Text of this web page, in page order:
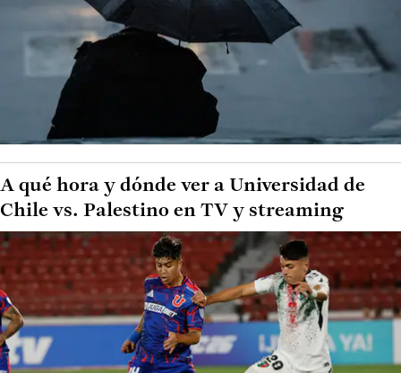
A qué hora y dónde ver a Universidad de
Chile vs. Palestino en TV y streaming